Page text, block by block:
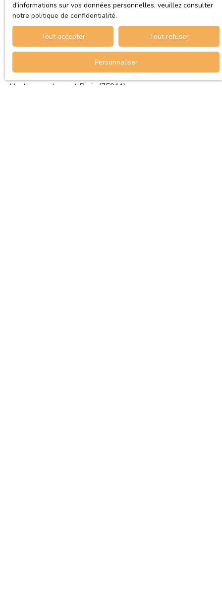
JE RECHERCHE UN BIEN
Vente appartement Paris (75010)
Vente appartement La Courneuve (93120)
Vente appartement
Vente appartement Paris (75011)
d'informations sur vos données personnelles, veuillez consulter
notre politique de confidentialité.
Tout accepter Tout refuser
Personnaliser